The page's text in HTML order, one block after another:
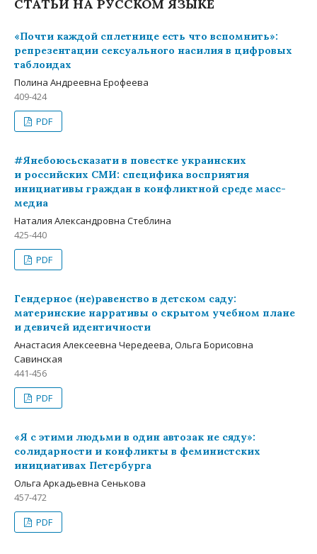
СТАТЬИ НА РУССКОМ ЯЗЫКЕ
«Почти каждой сплетнице есть что вспомнить»:
репрезентации сексуального насилия в цифровых
таблоидах
Полина Андреевна Ерофеева
409-424
PDF
#Янебоюсьсказати в повестке украинских
и российских СМИ: специфика восприятия
инициативы граждан в конфликтной среде масс-
медиа
Наталия Александровна Стеблина
425-440
PDF
Гендерное (не)равенство в детском саду:
материнские нарративы о скрытом учебном плане
и девичей идентичности
Анастасия Алексеевна Чередеева, Ольга Борисовна
Савинская
441-456
PDF
«Я с этими людьми в один автозак не сяду»:
солидарности и конфликты в феминистских
инициативах Петербурга
Ольга Аркадьевна Сенькова
457-472
PDF